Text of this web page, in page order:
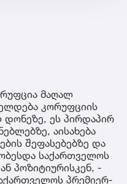
მაღალ
კორუფციის
ეს პირდაპირ
აისახება
შეფასებებზე და
საქართველოს
პოზიტიურისკენ, -
პრემიერ-